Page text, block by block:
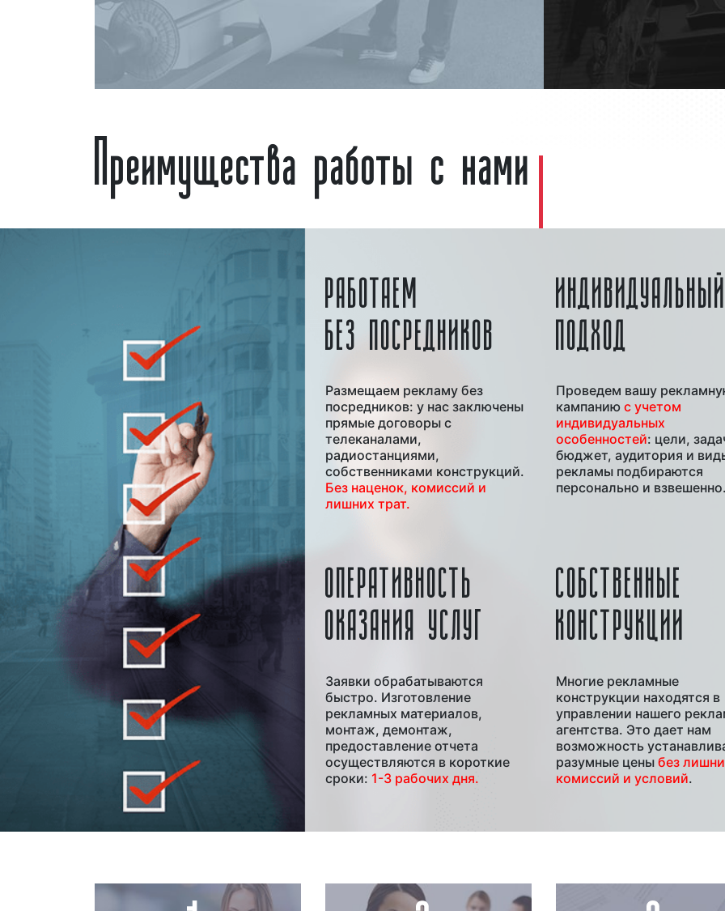
Преимущества работы с нами
РАБОТАЕМ
БЕЗ ПОСРЕДНИКОВ
Размещаем рекламу без
посредников: у нас заключены
прямые договоры с
телеканалами,
радиостанциями,
собственниками конструкций.
Без наценок, комиссий и
лишних трат.
ПОДХОД
Проведем вашу
кампанию с учетом
индивидуальных
особенностей: цели,
бюджет, аудитория и
рекламы подбираются
персонально и
ОПЕРАТИВНОСТЬ
ОКАЗАНИЯ УСЛУГ
Заявки обрабатываются
быстро. Изготовление
рекламных материалов,
монтаж, демонтаж,
предоставление отчета
осуществляются в короткие
сроки: 1-3 рабочих дня.
СОБСТВЕННЫЕ
КОНСТРУКЦИИ
Многие рекламные
конструкции находятся в
управлении нашего
агентства. Это дает нам
возможность
разумные цены без
комиссий и условий.